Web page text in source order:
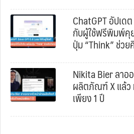
ChatGPT อัปเด
กับผู้ใช้ฟรีพิมพ์คุ
ปุ่ม “Think” ช่วย
Nikita Bier ลาอ
ผลิตภัณฑ์ X แล้ว
เพียง 1 ปี